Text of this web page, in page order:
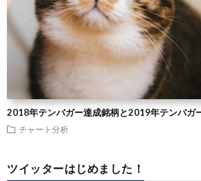
2018年テンバガー達成銘柄と2019年テンバガ
チャート分析
ツイッターはじめました！